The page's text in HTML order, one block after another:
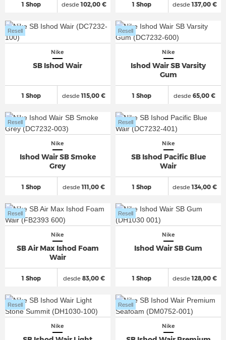
1 Shop desde102,00 € 1 Shop desde137,00 €
Nike
SB Ishod Wair
1 Shop
Resell
desde115,00 €
Nike
Ishod Wair SB Varsity
Gum
1 Shop
Resell
desde 65,00 €
Nike
Ishod Wair SB Smoke
Grey
1 Shop
Resell
desde111,00 €
Nike
SB Ishod Pacific Blue
Wair
1 Shop
Resell
desde134,00 €
Nike
SB Air Max Ishod Foam
Wair
1 Shop
Resell
desde83,00 €
Nike
Ishod Wair SB Gum
1 Shop
Resell
desde128,00 €
Nike
Resell
Nike
Resell